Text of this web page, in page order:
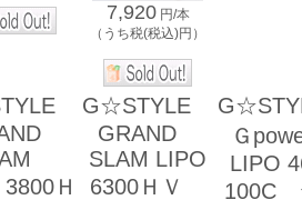
7,920 円/本
（うち税(税込)円）
Ｈ
G☆STYLE
GRAND
SLAM LIPO
6300ＨＶ
Ｇ
LIPO
100C